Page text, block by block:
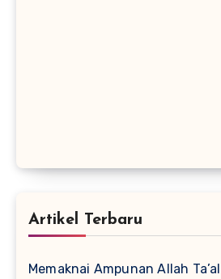
Artikel Terbaru
Memaknai Ampunan Allah